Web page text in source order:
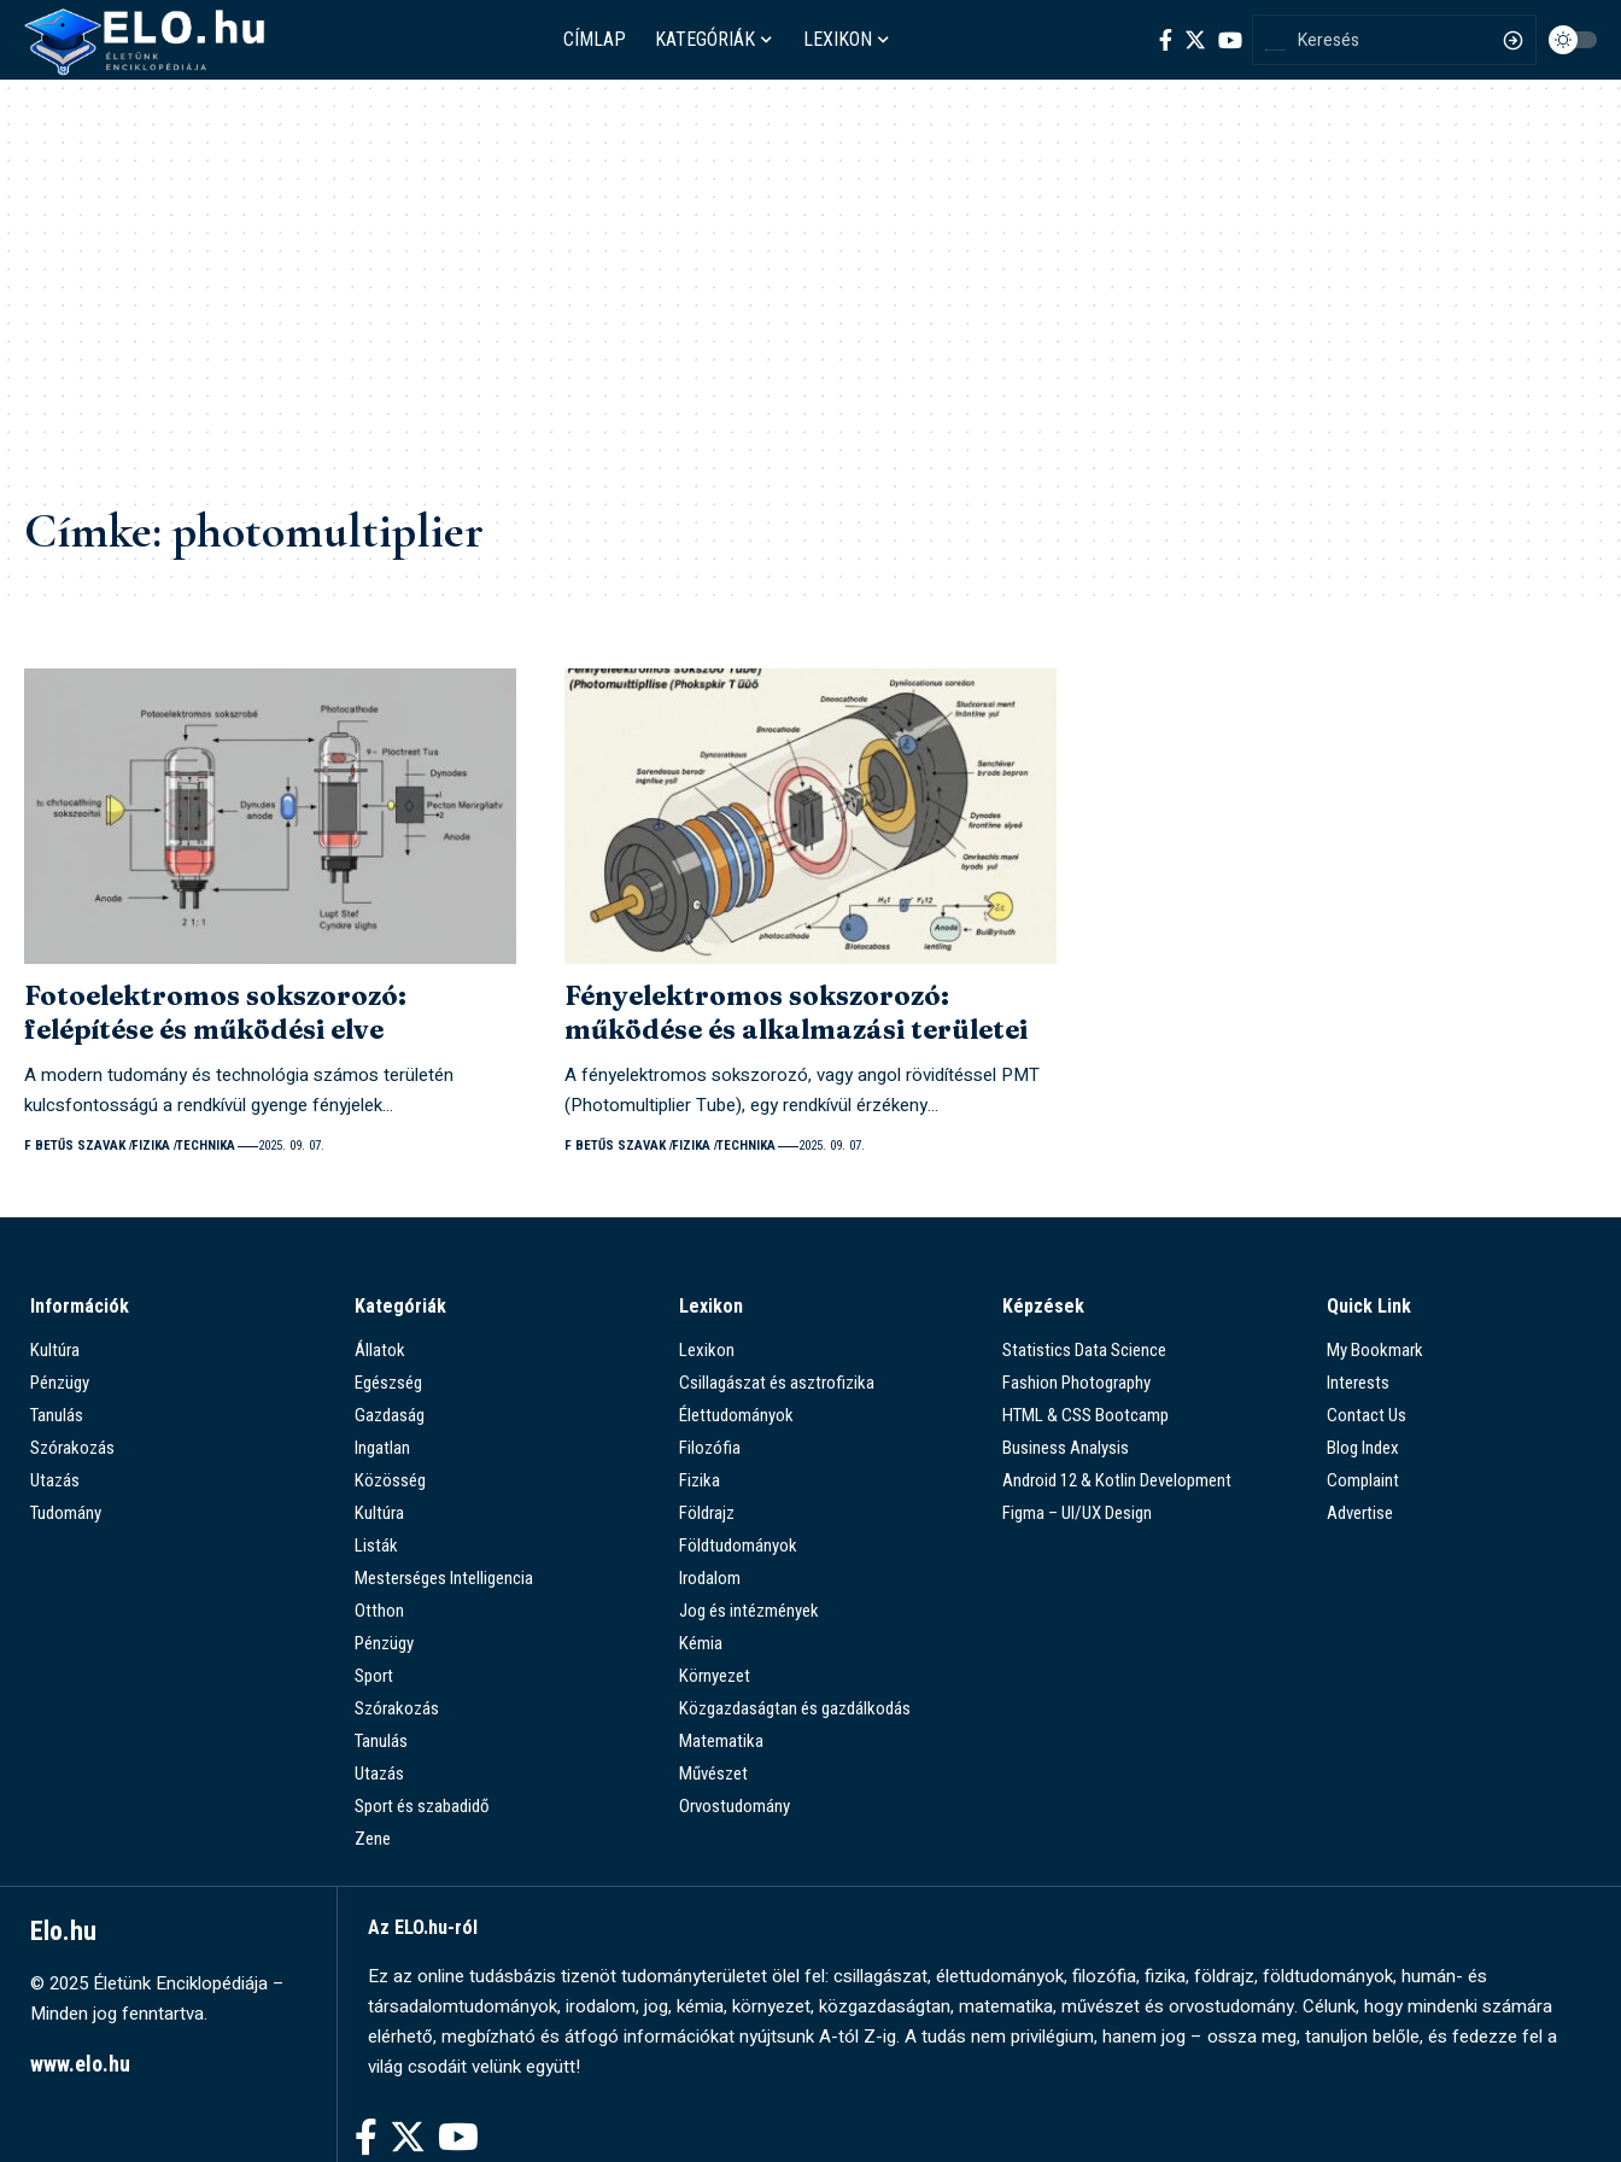
CÍMLAP KATEGÓRIÁK LEXIKON
Címke:photomultiplier
Fotoelektromos sokszorozó:
felépítése és működési elve
A modern tudomány és technológia számos területén
kulcsfontosságú a rendkívül gyenge fényjelek…
F BETŰS SZAVAK FIZIKA TECHNIKA 2025. 09. 07.
Fényelektromos sokszorozó:
működése és alkalmazási területei
A fényelektromos sokszorozó, vagy angol rövidítéssel PMT
(Photomultiplier Tube), egy rendkívül érzékeny…
F BETŰS SZAVAK FIZIKA TECHNIKA 2025. 09. 07.
Információk
Kultúra
Pénzügy
Tanulás
Szórakozás
Utazás
Tudomány
Kategóriák
Állatok
Egészség
Gazdaság
Ingatlan
Közösség
Kultúra
Listák
Mesterséges Intelligencia
Otthon
Pénzügy
Sport
Szórakozás
Tanulás
Utazás
Sport és szabadidő
Zene
Lexikon
Lexikon
Csillagászat és asztrofizika
Élettudományok
Filozófia
Fizika
Földrajz
Földtudományok
Irodalom
Jog és intézmények
Kémia
Környezet
Közgazdaságtan és gazdálkodás
Matematika
Művészet
Orvostudomány
Képzések
Statistics Data Science
Fashion Photography
HTML & CSS Bootcamp
Business Analysis
Android 12 & Kotlin Development
Figma – UI/UX Design
Quick Link
My Bookmark
Interests
Contact Us
Blog Index
Complaint
Advertise
Elo.hu
© 2025 Életünk Enciklopédiája –
Minden jog fenntartva.
www.elo.hu
Az ELO.hu-ról
Ez az online tudásbázis tizenöt tudományterületet ölel fel: csillagászat, élettudományok, filozófia, fizika, földrajz, földtudományok, humán- és
társadalomtudományok, irodalom, jog, kémia, környezet, közgazdaságtan, matematika, művészet és orvostudomány. Célunk, hogy mindenki számára
elérhető, megbízható és átfogó információkat nyújtsunk A-tól Z-ig. A tudás nem privilégium, hanem jog – ossza meg, tanuljon belőle, és fedezze fel a
világ csodáit velünk együtt!